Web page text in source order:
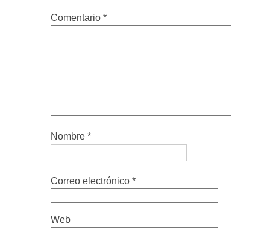
Comentario *
Nombre *
Correo electrónico *
Web